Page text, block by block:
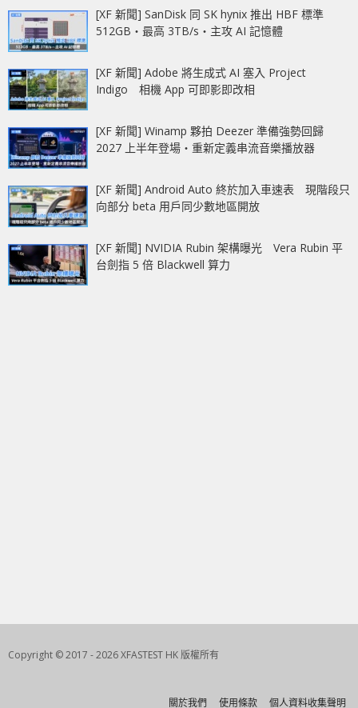
[XF 新聞] SanDisk 同 SK hynix 推出 HBF 標準
512GB‧最高 3TB/s‧主攻 AI 記憶體
[XF 新聞] Adobe 將生成式 AI 塞入 Project
Indigo 相機 App 可即影即改相
[XF 新聞] Winamp 夥拍 Deezer 準備強勢回歸
2027 上半年登場‧重新定義串流音樂播放器
[XF 新聞] Android Auto 終於加入車速表 現階段只
向部分 beta 用戶同少數地區開放
[XF 新聞] NVIDIA Rubin 架構曝光 Vera Rubin 平
台劍指 5 倍 Blackwell 算力
Copyright © 2017 - 2026 XFASTEST HK 版權所有
關於我們 使用條款 個人資料收集聲明